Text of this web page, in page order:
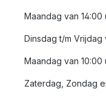
Maandag van 14:00
Dinsdag t/m Vrijdag
Maandag van 10:00
Zaterdag, Zondag